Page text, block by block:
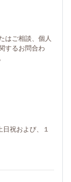
はご相談、個人
するお問合わ
祝および、１